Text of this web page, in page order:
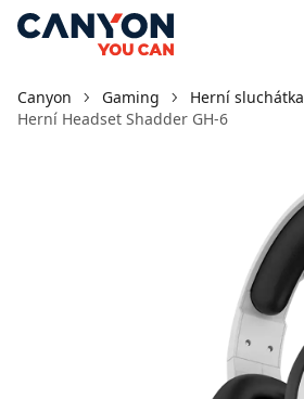
Canyon Gaming
Herní sluchátka
Herní Headset Shadder GH-6